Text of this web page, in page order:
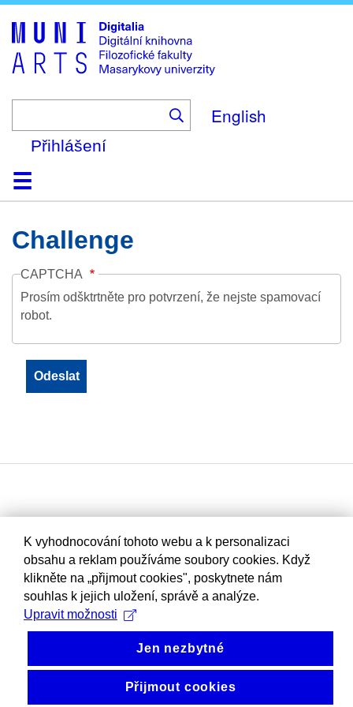
to
main
content
English
Přihlášení
DomůKolekce
Prohlížení
Vyhledávání
O platformě
Nápověda
KontaktDigitalia
Challenge
CAPTCHA
Prosím odšktrtněte pro potvrzení, že nejste spamovací
robot.
K vyhodnocování tohoto webu a k personalizaci
obsahu a reklam používáme soubory cookies. Když
klikněte na „přijmout cookies", poskytnete nám
souhlas k jejich uložení, správě a analýze.
Upravit možnosti
Jen nezbytné
Přijmout cookies